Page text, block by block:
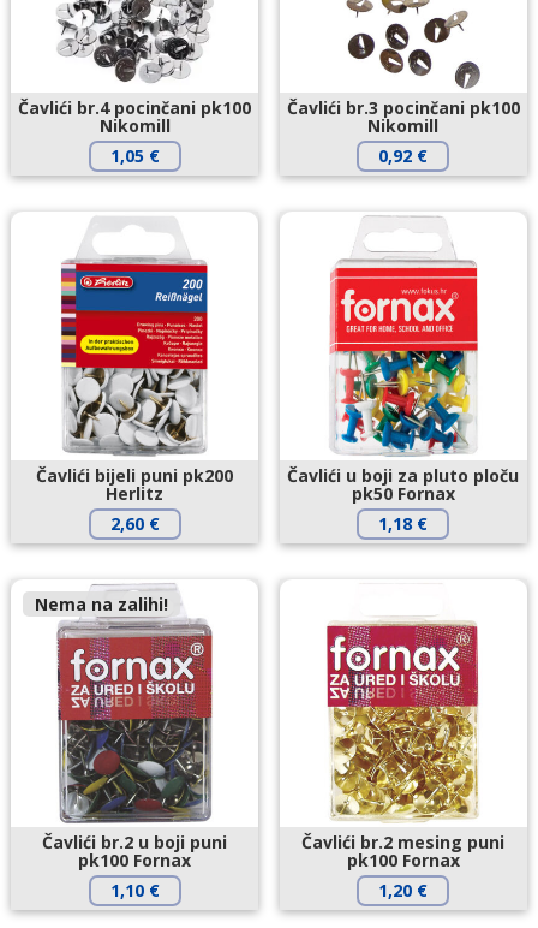
Čavlići br.4 pocinčani pk100
Nikomill
1,05 €
Čavlići br.3 pocinčani pk100
Nikomill
0,92 €
Čavlići bijeli puni pk200
Herlitz
2,60 €
Čavlići u boji za pluto ploču
pk50 Fornax
1,18 €
Nema na zalihi!
Čavlići br.2 u boji puni
pk100 Fornax
1,10 €
Čavlići br.2 mesing puni
pk100 Fornax
1,20 €